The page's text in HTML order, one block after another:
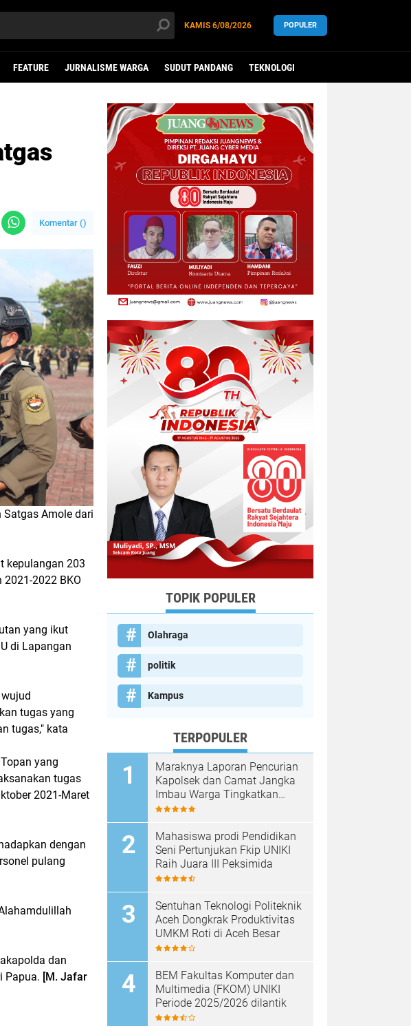
KAMIS 6/08/2026 POPULER
FEATURE JURNALISME WARGA SUDUT PANDANG TEKNOLOGI
Komentar ()
Amole dari
kepulangan 203
2022 BKO
yang ikut
di Lapangan
tugas yang
tugas," kata
yang
tugas
2021-Maret
dengan
pulang
dan
Papua. [M. Jafar
TOPIK POPULER
Olahraga
politik
Kampus
TERPOPULER
Maraknya Laporan Pencurian
Kapolsek dan Camat Jangka
Imbau Warga Tingkatkan
Kewaspadaan
Mahasiswa prodi Pendidikan
Seni Pertunjukan Fkip UNIKI
Raih Juara III Peksimida
Sentuhan Teknologi Politeknik
Aceh Dongkrak Produktivitas
UMKM Roti di Aceh Besar
BEM Fakultas Komputer dan
Multimedia (FKOM) UNIKI
Periode 2025/2026 dilantik